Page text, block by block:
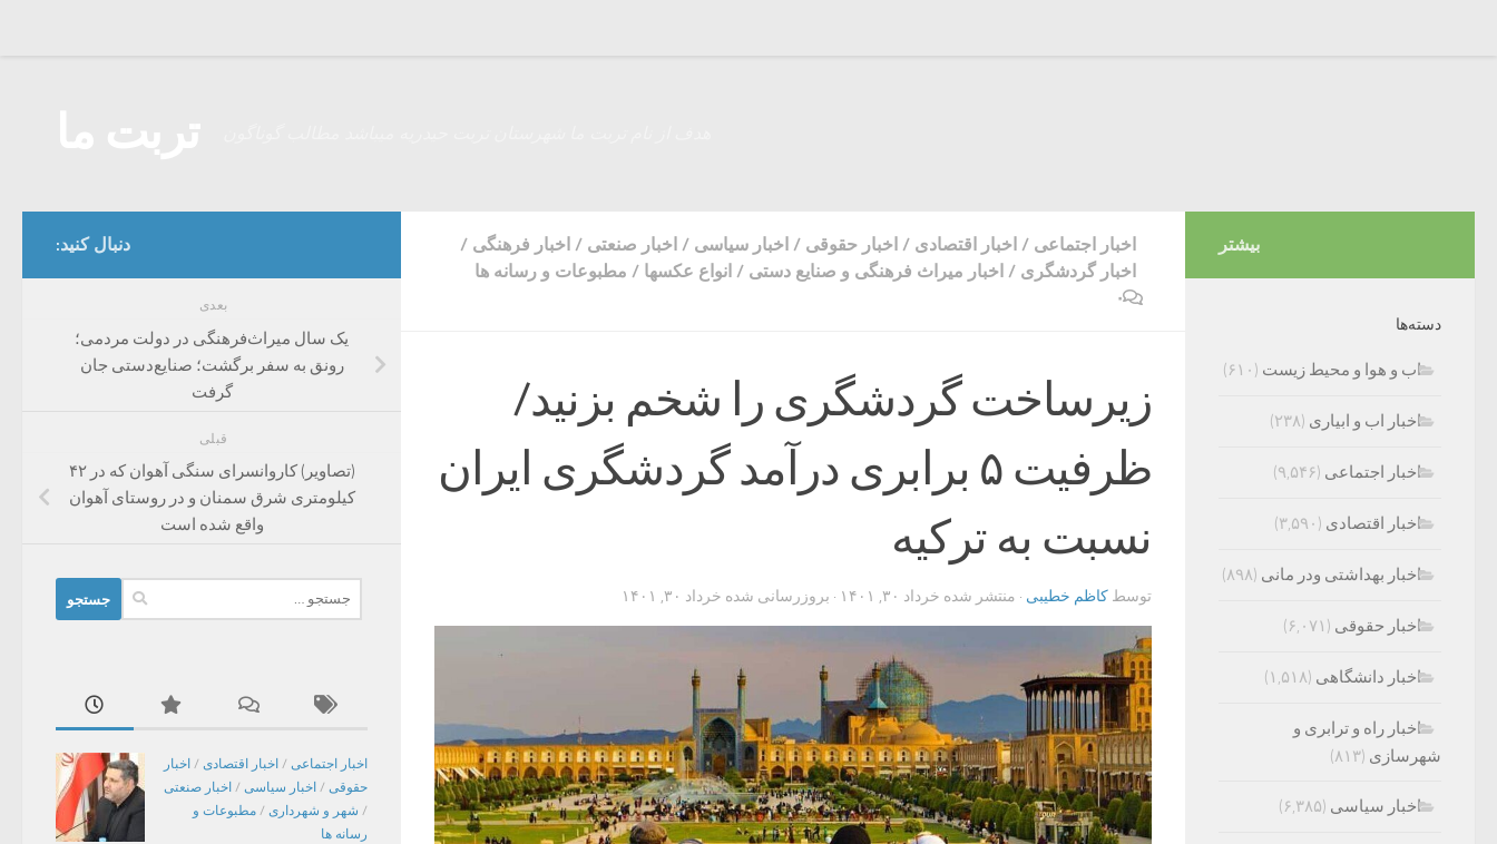
اخبار اجتماعی / اخبار اقتصادی / اخبار حقوقی / اخبار سیاسی / اخبار صنعتی / اخبار فرهنگی /
اخبار گردشگری / اخبار میراث فرهنگی و صنایع دستی / انواع عکسها / مطبوعات و رسانه ها
۰
زیرساخت گردشگری را شخم بزنید/
ظرفیت ۵ برابری درآمد گردشگری ایران
نسبت به ترکیه
توسط کاظم خطیبی · منتشر شده خرداد ۳۰, ۱۴۰۱ · بروزرسانی شده خرداد ۳۰, ۱۴۰۱
دنبال کنید:
بعدی
یک سال میراث‌فرهنگی در دولت مردمی؛
رونق به سفر برگشت؛ صنایع‌دستی جان
گرفت
قبلی
(تصاویر) کاروانسرای سنگی آهوان که در ۴۲
کیلومتری شرق سمنان و در روستای آهوان
واقع شده است
برای:
اخبار اجتماعی / اخبار اقتصادی / اخبار
حقوقی / اخبار سیاسی / اخبار صنعتی
/ شهر و شهرداری / مطبوعات و
رسانه ها
بیشتر
دسته‌ها
اب و هوا و محیط زیست (۶۱۰)
اخبار اب و ابیاری (۲۳۸)
اخبار اجتماعی (۹,۵۴۶)
اخبار اقتصادی (۳,۵۹۰)
اخبار بهداشتی ودر مانی (۸۹۸)
اخبار حقوقی (۶,۰۷۱)
اخبار دانشگاهی (۱,۵۱۸)
اخبار راه و ترابری و
شهرسازی (۸۱۳)
اخبار سیاسی (۶,۳۸۵)